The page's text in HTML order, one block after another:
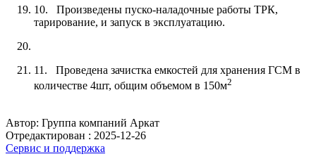
10. Произведены пуско-наладочные работы ТРК,
тарирование, и запуск в эксплуатацию.
11. Проведена зачистка емкостей для хранения ГСМ в
количестве 4шт, общим объемом в 150м2
Автор: Группа компаний Аркат
Отредактирован : 2025-12-26
Сервис и поддержка